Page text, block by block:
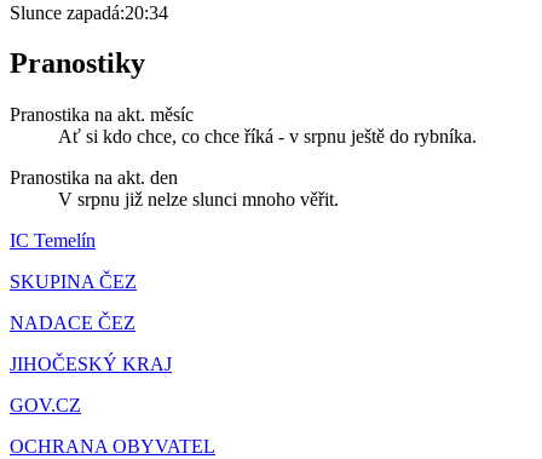
Slunce zapadá:20:34
Pranostiky
Pranostika na akt. měsíc
Ať si kdo chce, co chce říká - v srpnu ještě do rybníka.
Pranostika na akt. den
V srpnu již nelze slunci mnoho věřit.
IC Temelín
SKUPINA ČEZ
NADACE ČEZ
JIHOČESKÝ KRAJ
GOV.CZ
OCHRANA OBYVATEL